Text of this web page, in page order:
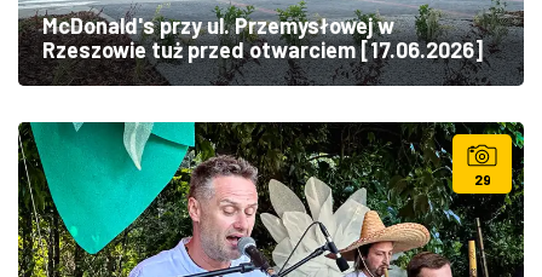
McDonald's przy ul. Przemysłowej w
Rzeszowie tuż przed otwarciem [17.06.2026]
29